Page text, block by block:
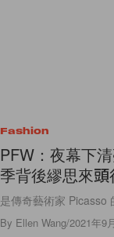
Fashion
PFW：夜幕下
季背後繆思來頭
是傳奇藝術家 Picasso
By Ellen Wang/2021年9